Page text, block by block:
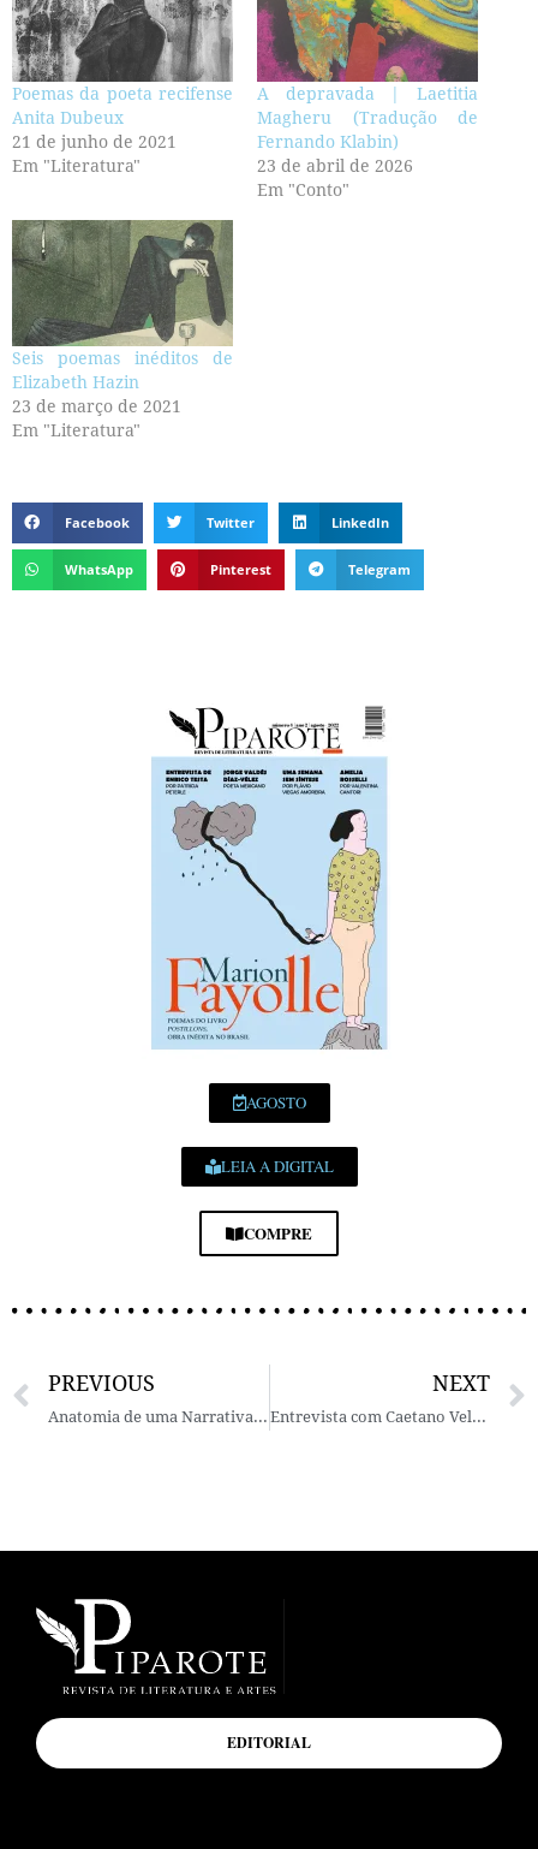
Poemas da poeta recifense
Anita Dubeux
21 de junho de 2021
Em "Literatura"
A depravada | Laetitia
Magheru (Tradução de
Fernando Klabin)
23 de abril de 2026
Em "Conto"
Seis poemas inéditos de
Elizabeth Hazin
23 de março de 2021
Em "Literatura"
Facebook Twitter LinkedIn
WhatsApp Pinterest Telegram
AGOSTO
LEIA A DIGITAL
COMPRE
PREVIOUS
Anatomia de uma Narrativa, por Jeffis Carvalho
NEXT
Entrevista com Caetano Veloso – Por Marjorie Perloff e Roland Greene
EDITORIAL